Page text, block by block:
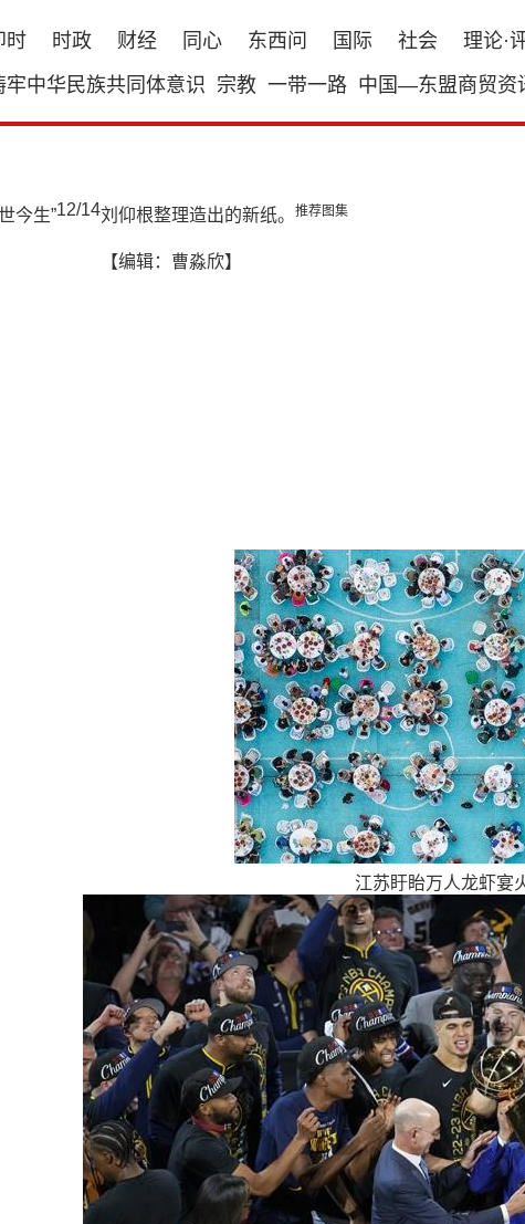
时 时政 财经 同心 东西问 国际 社会 理论·
牢中华民族共同体意识 宗教 一带一路 中国—东盟商贸资
12/14刘仰根整理造出的新纸。
【编辑：曹淼欣】
推荐图集
江苏盱眙万人龙虾宴